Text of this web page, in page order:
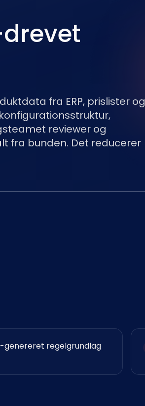
fra ERP, prislister og
reviewer og
fra bunden. Det reducerer
genereret regelgrundlag